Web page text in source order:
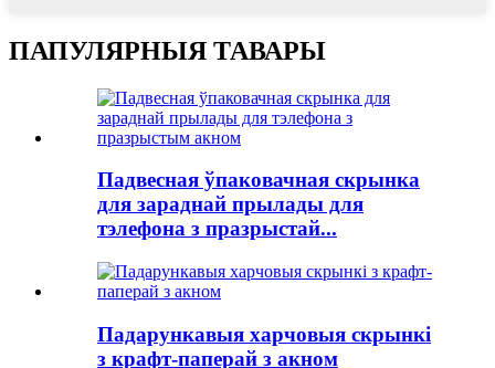
ПАПУЛЯРНЫЯ ТАВАРЫ
Падвесная ўпаковачная скрынка
для зараднай прылады для
тэлефона з празрыстай...
Падарункавыя харчовыя скрынкі
з крафт-паперай з акном